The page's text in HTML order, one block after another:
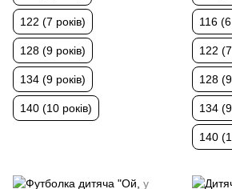
122 (7 років)
128 (9 років)
134 (9 років)
140 (10 років)
116 (6
122 (7
128 (9
134 (9
140